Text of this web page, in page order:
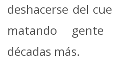
deshacerse del
matando
décadas más.